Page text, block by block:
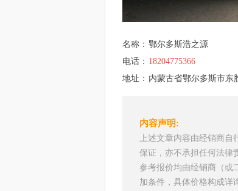
名称： 鄂尔多斯浩之源
电话： 18204775366
地址： 内蒙古省鄂尔多斯市东
内容声明:
上述文章内容由经销商
保证，亦不承担任何法律
参考报价均由经销商（或
加条件，具体价格构成详